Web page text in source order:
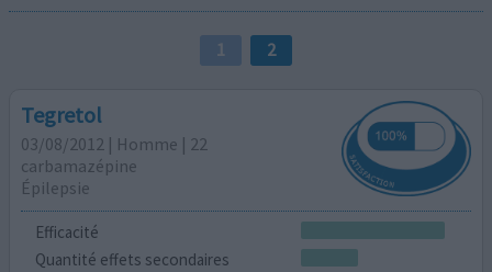
1 2
Tegretol
03/08/2012 | Homme | 22
carbamazépine
Épilepsie
Efficacité
Quantité effets secondaires